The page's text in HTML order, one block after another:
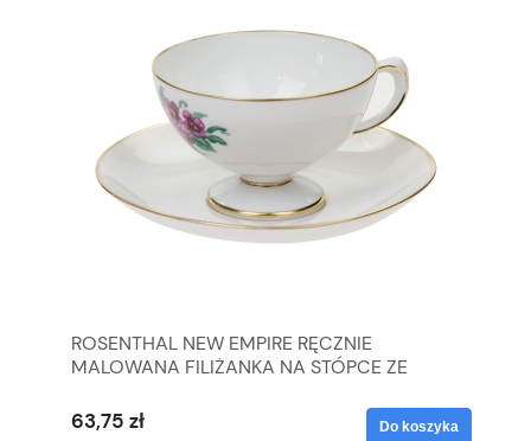
ROSENTHAL NEW EMPIRE RĘCZNIE
MALOWANA FILIŻANKA NA STÓPCE ZE
63,75 zł Do koszyka